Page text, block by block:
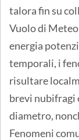
talora fin su
Vuolo di
energia
temporali, i
risultare
brevi nubifragi
diametro,
Fenomeni